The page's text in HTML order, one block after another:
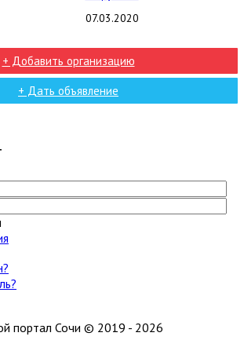
07.03.2020
+ Добавить организацию
+ Дать объявление
портал Сочи © 2019 - 2026